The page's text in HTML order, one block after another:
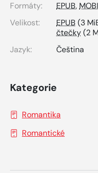
Formáty: EPUB,MOBI
Velikost:
EPUB (3
čtečky(2
Jazyk:
Čeština
Kategorie
Romantika
Romantické